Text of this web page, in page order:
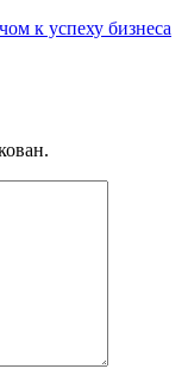
к успеху бизнеса